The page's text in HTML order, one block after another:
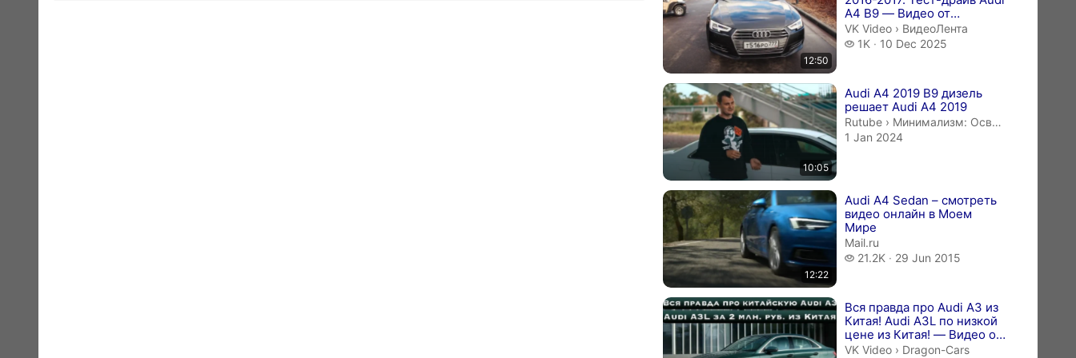
12:50
A4 B9 — Видео от
ВидеоЛента
VK Video › ВидеоЛента.
ВидеоЛента
1K
1 thousand views
10 Dec 2025
10:05
Audi A4 2019 B9 дизель
решает Audi A4 2019
Rutube › Минимализм: Освободите
Минимализм: Освободите Пространство от Хаоса
1 Jan 2024
12:22
Audi A4 Sedan – смотреть
видео онлайн в Моем
Мире
Mail.ru
21.2K
21.2 thousand views
29 Jun 2015
Вся правда про Audi A3 из
Китая! Audi A3L по низкой
цене из Китая! — Видео от
Dragon-Cars
VK Video › Dragon-Cars.
Dragon-Cars